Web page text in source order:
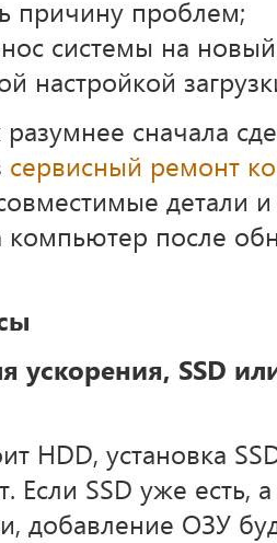
причину проблем;
системы на
настройкой
разумнее сначала
сервисный ремонт
детали
компьютер после
ускорения, SSD
HDD, установка
Если SSD уже есть,
добавление ОЗУ